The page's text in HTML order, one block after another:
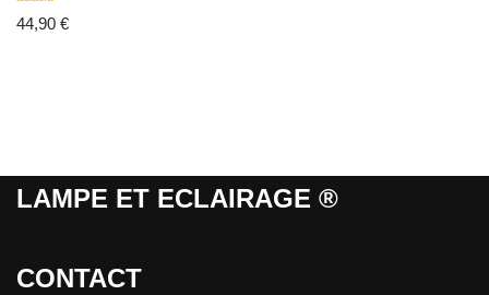
Note
3.50
44,90 €
LAMPE ET ECLAIRAGE ®
CONTACT